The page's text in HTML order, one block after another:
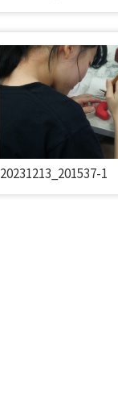
20231213_201537-1